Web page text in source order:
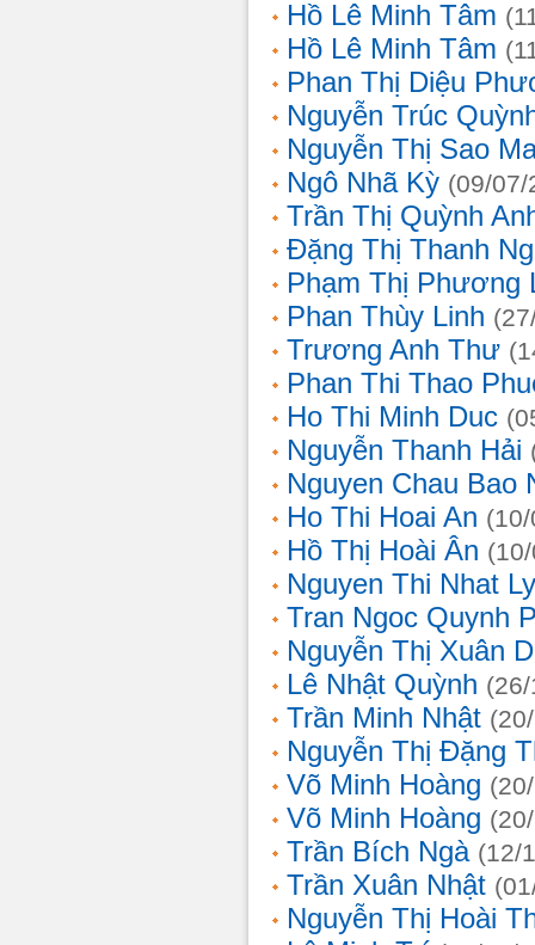
Hồ Lê Minh Tâm
Hồ Lê Minh Tâm
Phan Thị Diệu
Nguyễn Trúc
Nguyễn Thị Sao
Ngô Nhã Kỳ (09/07/
Trần Thị Quỳnh
Đặng Thị Thanh
Phạm Thị Phương
Phan Thùy Linh
Trương Anh Thư
Phan Thi Thao
Ho Thi Minh Duc
Nguyễn Thanh Hải
Nguyen Chau Bao
Ho Thi Hoai An
Hồ Thị Hoài Ân
Nguyen Thi Nhat Ly
Tran Ngoc Quynh
Nguyễn Thị Xuân
Lê Nhật Quỳnh
Trần Minh Nhật
Nguyễn Thị Đặng
Võ Minh Hoàng
Võ Minh Hoàng
Trần Bích Ngà (12/
Trần Xuân Nhật
Nguyễn Thị Hoài